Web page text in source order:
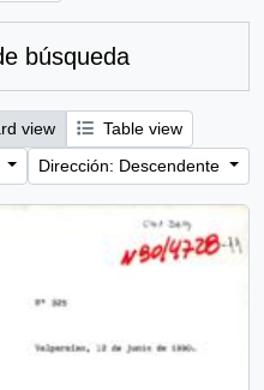
búsqueda
view
Table view
Dirección: Descendente